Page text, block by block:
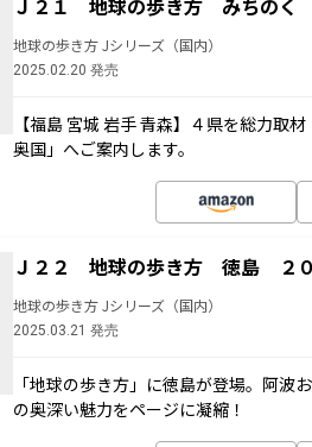
Ｊ２１ 地球の歩き方 みちのく
地球の歩き方 Jシリーズ（国内）
2025.02.20 発売
【福島 宮城 岩手 青森】４県を総力取
奥国」へご案内します。
Ｊ２２ 地球の歩き方 徳島 ２０
地球の歩き方 Jシリーズ（国内）
2025.03.21 発売
「地球の歩き方」に徳島が登場。阿波
の奥深い魅力をページに凝縮！